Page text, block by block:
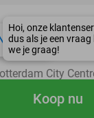
Koop nu
voor 2 +
City
APP close